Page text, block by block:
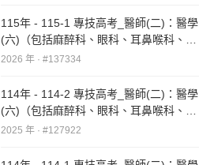
115年 - 115-1 專技高考_醫師(二)：醫學
(六)（包括麻醉科、眼科、耳鼻喉科、婦
產科、復健科等科目及其相關臨床實例與
2026 年 · #137334
114年 - 114-2 專技高考_醫師(二)：醫學
(六)（包括麻醉科、眼科、耳鼻喉科、婦
產科、復健科等科目及其相關臨床實例與
2025 年 · #127922